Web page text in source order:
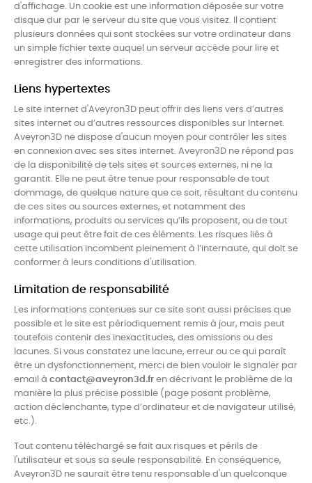
d'affichage. Un cookie est une information déposée sur votre
disque dur par le serveur du site que vous visitez. Il contient
plusieurs données qui sont stockées sur votre ordinateur dans
un simple fichier texte auquel un serveur accède pour lire et
enregistrer des informations.
Liens hypertextes
Le site internet d'Aveyron3D peut offrir des liens vers d’autres
sites internet ou d’autres ressources disponibles sur Internet.
Aveyron3D ne dispose d'aucun moyen pour contrôler les sites
en connexion avec ses sites internet. Aveyron3D ne répond pas
de la disponibilité de tels sites et sources externes, ni ne la
garantit. Elle ne peut être tenue pour responsable de tout
dommage, de quelque nature que ce soit, résultant du contenu
de ces sites ou sources externes, et notamment des
informations, produits ou services qu’ils proposent, ou de tout
usage qui peut être fait de ces éléments. Les risques liés à
cette utilisation incombent pleinement à l’internaute, qui doit se
conformer à leurs conditions d'utilisation.
Limitation de responsabilité
Les informations contenues sur ce site sont aussi précises que
possible et le site est périodiquement remis à jour, mais peut
toutefois contenir des inexactitudes, des omissions ou des
lacunes. Si vous constatez une lacune, erreur ou ce qui paraît
être un dysfonctionnement, merci de bien vouloir le signaler par
email à contact@aveyron3d.fr en décrivant le problème de la
manière la plus précise possible (page posant problème,
action déclenchante, type d’ordinateur et de navigateur utilisé,
etc.).
Tout contenu téléchargé se fait aux risques et périls de
l'utilisateur et sous sa seule responsabilité. En conséquence,
Aveyron3D ne saurait être tenu responsable d'un quelconque